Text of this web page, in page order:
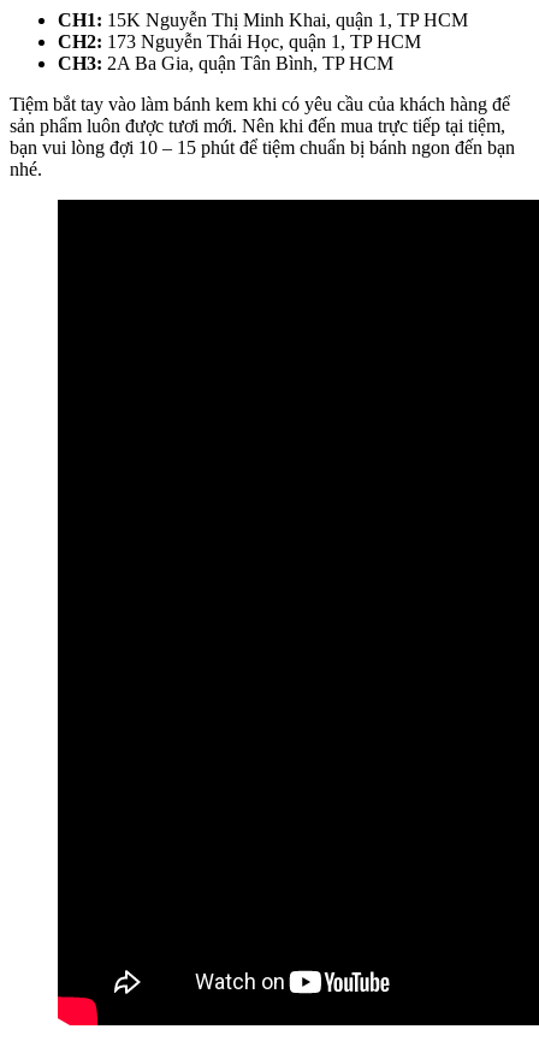
CH1: 15K Nguyễn Thị Minh Khai, quận 1, TP HCM
CH2: 173 Nguyễn Thái Học, quận 1, TP HCM
CH3: 2A Ba Gia, quận Tân Bình, TP HCM
Tiệm bắt tay vào làm bánh kem khi có yêu cầu của khách hàng để
sản phẩm luôn được tươi mới. Nên khi đến mua trực tiếp tại tiệm,
bạn vui lòng đợi 10 – 15 phút để tiệm chuẩn bị bánh ngon đến bạn
nhé.